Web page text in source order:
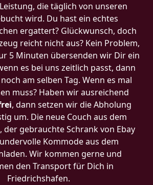
die täglich von unseren
wird. Du hast ein echtes
ergattert? Glückwunsch, doch
reicht nicht aus? Kein Problem,
5 Minuten übersenden wir Dir ein
es bei uns zeitlich passt, dann
am selben Tag. Wenn es mal
muss? Haben wir ausreichend
, dann setzen wir die Abholung
um. Die neue Couch aus dem
der gebrauchte Schrank von Ebay
Kommode aus dem
Wir kommen gerne und
den Transport für Dich in
Friedrichshafen.